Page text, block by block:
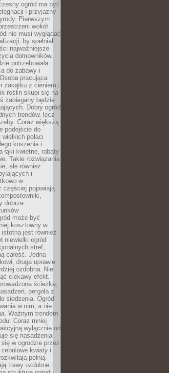
ogród ma być
i przyjazny
Pierwszym
wokół
nie musi wyglądać
by spełniał
najważniejsze
domowników.
potrzebowała
do zabawy i
pracująca
zakątku z cieniem i
roślin skupi się na
zabiegany będzie
Dobry ogród
trendów, lecz
Coraz większą
podejście do
połaci
koszenia i
łąki kwietne, rabaty
Takie rozwiązania
ale również
i
w
częściej pojawiają
dobrze
może być
kosztowny w
jest również
niewielki ogród
stref,
całość. Jedna
druga uprawie
ozdobna. Nie
ciekawy efekt.
ścieżka,
pergola z
siedzenia. Ogród
w nim, a nie
Ważnym trendem
Coraz mniej
wyłącznie od
się nasadzenia
w ogrodzie przez
kwiaty i
pełnią
trawy ozdobne i